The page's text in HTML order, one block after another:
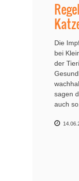
Die
bei
der
sagen
auch